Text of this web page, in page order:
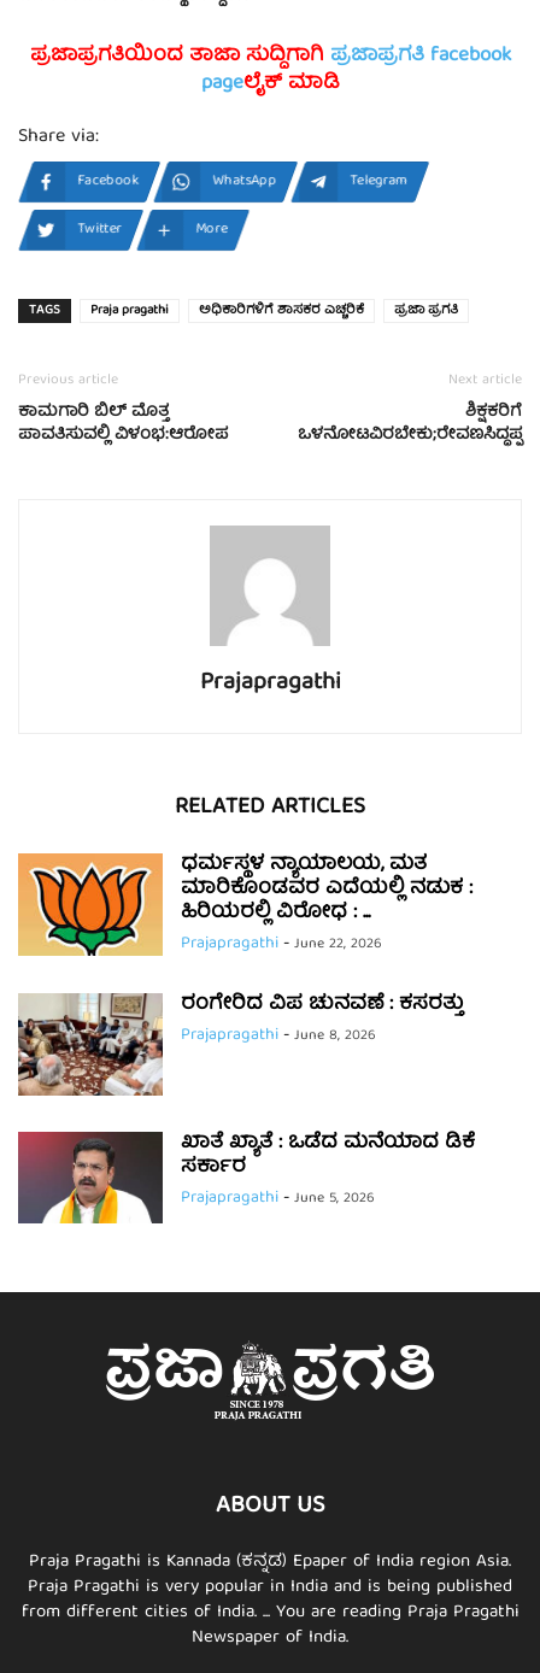
ಪ್ರಜಾಪ್ರಗತಿಯಿಂದ ತಾಜಾ ಸುದ್ದಿಗಾಗಿ ಪ್ರಜಾಪ್ರಗತಿ facebook
pageಲೈಕ್ ಮಾಡಿ
Share via:
Facebook WhatsApp
Telegram
Twitter
More
TAGS Praja pragathi ಅಧಿಕಾರಿಗಳಿಗೆ ಶಾಸಕರ ಎಚ್ಚರಿಕೆ ಪ್ರಜಾ ಪ್ರಗತಿ
Previous article
ಕಾಮಗಾರಿ ಬಿಲ್ ಮೊತ್ತ
ಪಾವತಿಸುವಲ್ಲಿ ವಿಳಂಭ:ಆರೋಪ
Next article
ಶಿಕ್ಷಕರಿಗೆ
ಒಳನೋಟವಿರಬೇಕು;ರೇವಣಸಿದ್ಧಪ್ಪ
Prajapragathi
RELATED ARTICLES
ಧರ್ಮಸ್ಥಳ ನ್ಯಾಯಾಲಯ, ಮತ
ಮಾರಿಕೊಂಡವರ ಎದೆಯಲ್ಲಿ ನಡುಕ :
ಹಿರಿಯರಲ್ಲಿ ವಿರೋಧ : ...
Prajapragathi-June 22, 2026
ರಂಗೇರಿದ ವಿಪ ಚುನವಣೆ : ಕಸರತ್ತು
Prajapragathi-June 8, 2026
ಖಾತೆ ಖ್ಯಾತೆ : ಒಡೆದ ಮನೆಯಾದ ಡಿಕೆ
ಸರ್ಕಾರ
Prajapragathi-June 5, 2026
ABOUT US
Praja Pragathi is Kannada (ಕನ್ನಡ) Epaper of India region Asia.
Praja Pragathi is very popular in India and is being published
from different cities of India. ... You are reading Praja Pragathi
Newspaper of India.